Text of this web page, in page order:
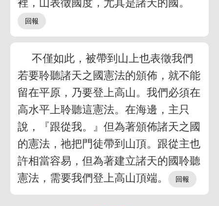
裡，山表徵國度，尤其是諸天的國。
不僅如此，被帶到山上也表徵我們
若要聆聽諸天之國憲法的頒佈，就不能
留在平原，乃要登上高山。我們必須在
高水平上聆聽這憲法。在海邊，主只
說，『跟從我。』但為著頒佈諸天之國
的憲法，祂把門徒帶到山頂。跟從主也
許相當容易，但為著建立諸天的國聆聽
憲法，需要我們登上高山頂端。